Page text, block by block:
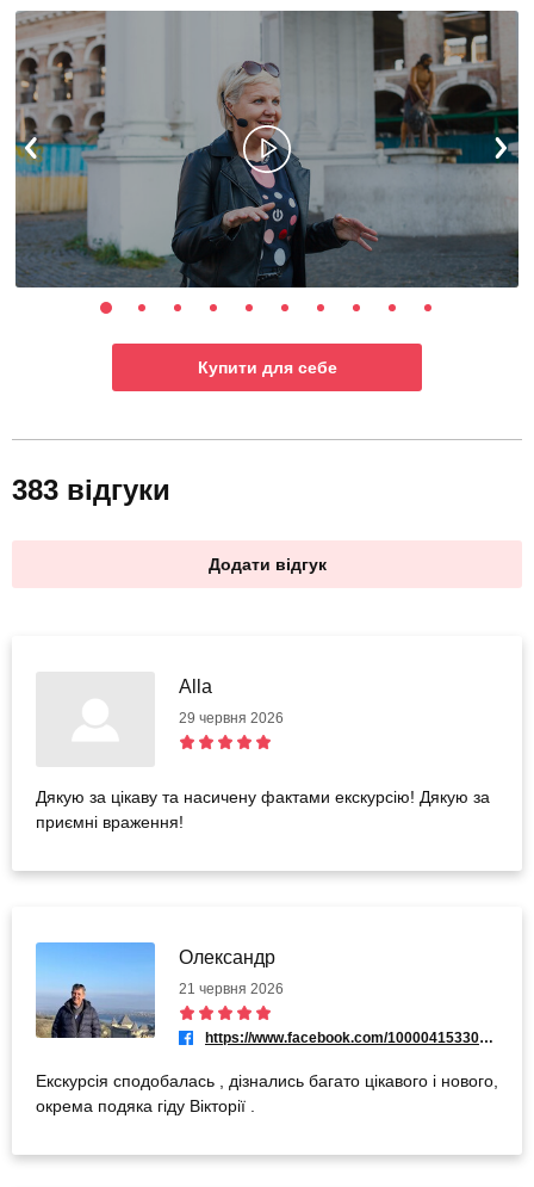
Купити для себе
383 відгуки
Додати відгук
Alla
29 червня 2026
Дякую за цікаву та насичену фактами екскурсію! Дякую за
приємні враження!
Олександр
21 червня 2026
https://www.facebook.com/100004153302097
Екскурсія сподобалась , дізнались багато цікавого і нового,
окрема подяка гіду Вікторії .